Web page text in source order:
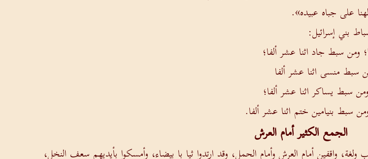
على جباه عبيده».
بني إسرائيل:
ومن سبط جاد اثنا عشر ألفا؛
سبط منسى اثنا عشر ألفا
سبط يساكر اثنا عشر ألفا؛
سبط بنيامين ختم اثنا عشر ألفا.
الجمع الكثير أمام العرش
واقفين أمام العرش وأمام الحمل، وقد ارتدوا ثيا با بيضاء، وأمسكوا بأيديهم سعف النخل،